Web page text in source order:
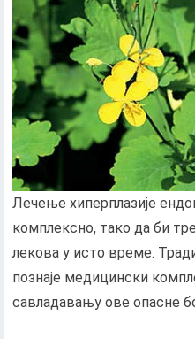
Лечење хиперплазије
комплексно, тако да би
лекова у исто време.
познаје медицински
савладавању ове опасне